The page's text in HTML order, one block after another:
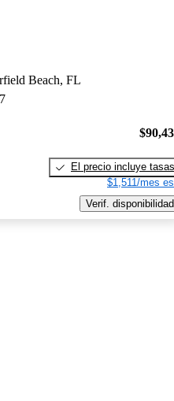
Beach, FL
El precio incluye tasas
$1,511/mes
Verif. disponibilidad